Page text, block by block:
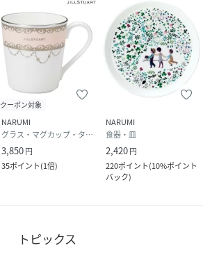
クーポン対象
NARUMI
グラス・マグカップ・タンブラー
3,850円
35ポイント(1倍)
NARUMI
食器・皿
2,420円
220ポイント(10%ポイント
バック)
トピックス